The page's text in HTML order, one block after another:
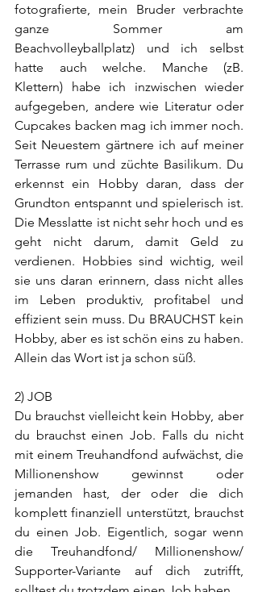
fotografierte, mein Bruder verbrachte
ganze Sommer am
Beachvolleyballplatz) und ich selbst
hatte auch welche. Manche (zB.
Klettern) habe ich inzwischen wieder
aufgegeben, andere wie Literatur oder
Cupcakes backen mag ich immer noch.
Seit Neuestem gärtnere ich auf meiner
Terrasse rum und züchte Basilikum. Du
erkennst ein Hobby daran, dass der
Grundton entspannt und spielerisch ist.
Die Messlatte ist nicht sehr hoch und es
geht nicht darum, damit Geld zu
verdienen. Hobbies sind wichtig, weil
sie uns daran erinnern, dass nicht alles
im Leben produktiv, profitabel und
effizient sein muss. Du BRAUCHST kein
Hobby, aber es ist schön eins zu haben.
Allein das Wort ist ja schon süß.
2) JOB
Du brauchst vielleicht kein Hobby, aber
du brauchst einen Job. Falls du nicht
mit einem Treuhandfond aufwächst, die
Millionenshow gewinnst oder
jemanden hast, der oder die dich
komplett finanziell unterstützt, brauchst
du einen Job. Eigentlich, sogar wenn
die Treuhandfond/ Millionenshow/
Supporter-Variante auf dich zutrifft,